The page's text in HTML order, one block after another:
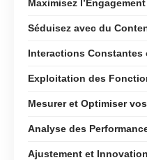
Maximisez
Séduisez avec du
Interactions Constantes
Exploitation des
Mesurer et Optimiser
Analyse des
Ajustement et Innovation